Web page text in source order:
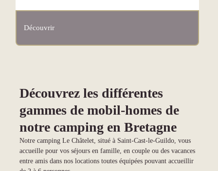
Découvrir
Découvrez les différentes
gammes de mobil-homes de
notre camping en Bretagne
Notre camping Le Châtelet, situé à Saint-Cast-le-Guildo, vous
accueille pour vos séjours en famille, en couple ou des vacances
entre amis dans nos locations toutes équipées pouvant accueillir